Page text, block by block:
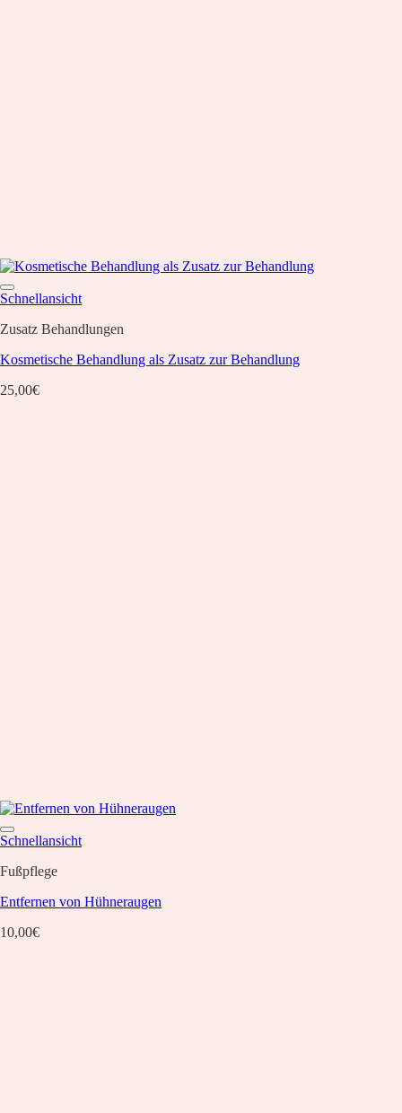
Schnellansicht
Zusatz Behandlungen
Kosmetische Behandlung als Zusatz zur Behandlung
25,00€
Schnellansicht
Fußpflege
Entfernen von Hühneraugen
10,00€